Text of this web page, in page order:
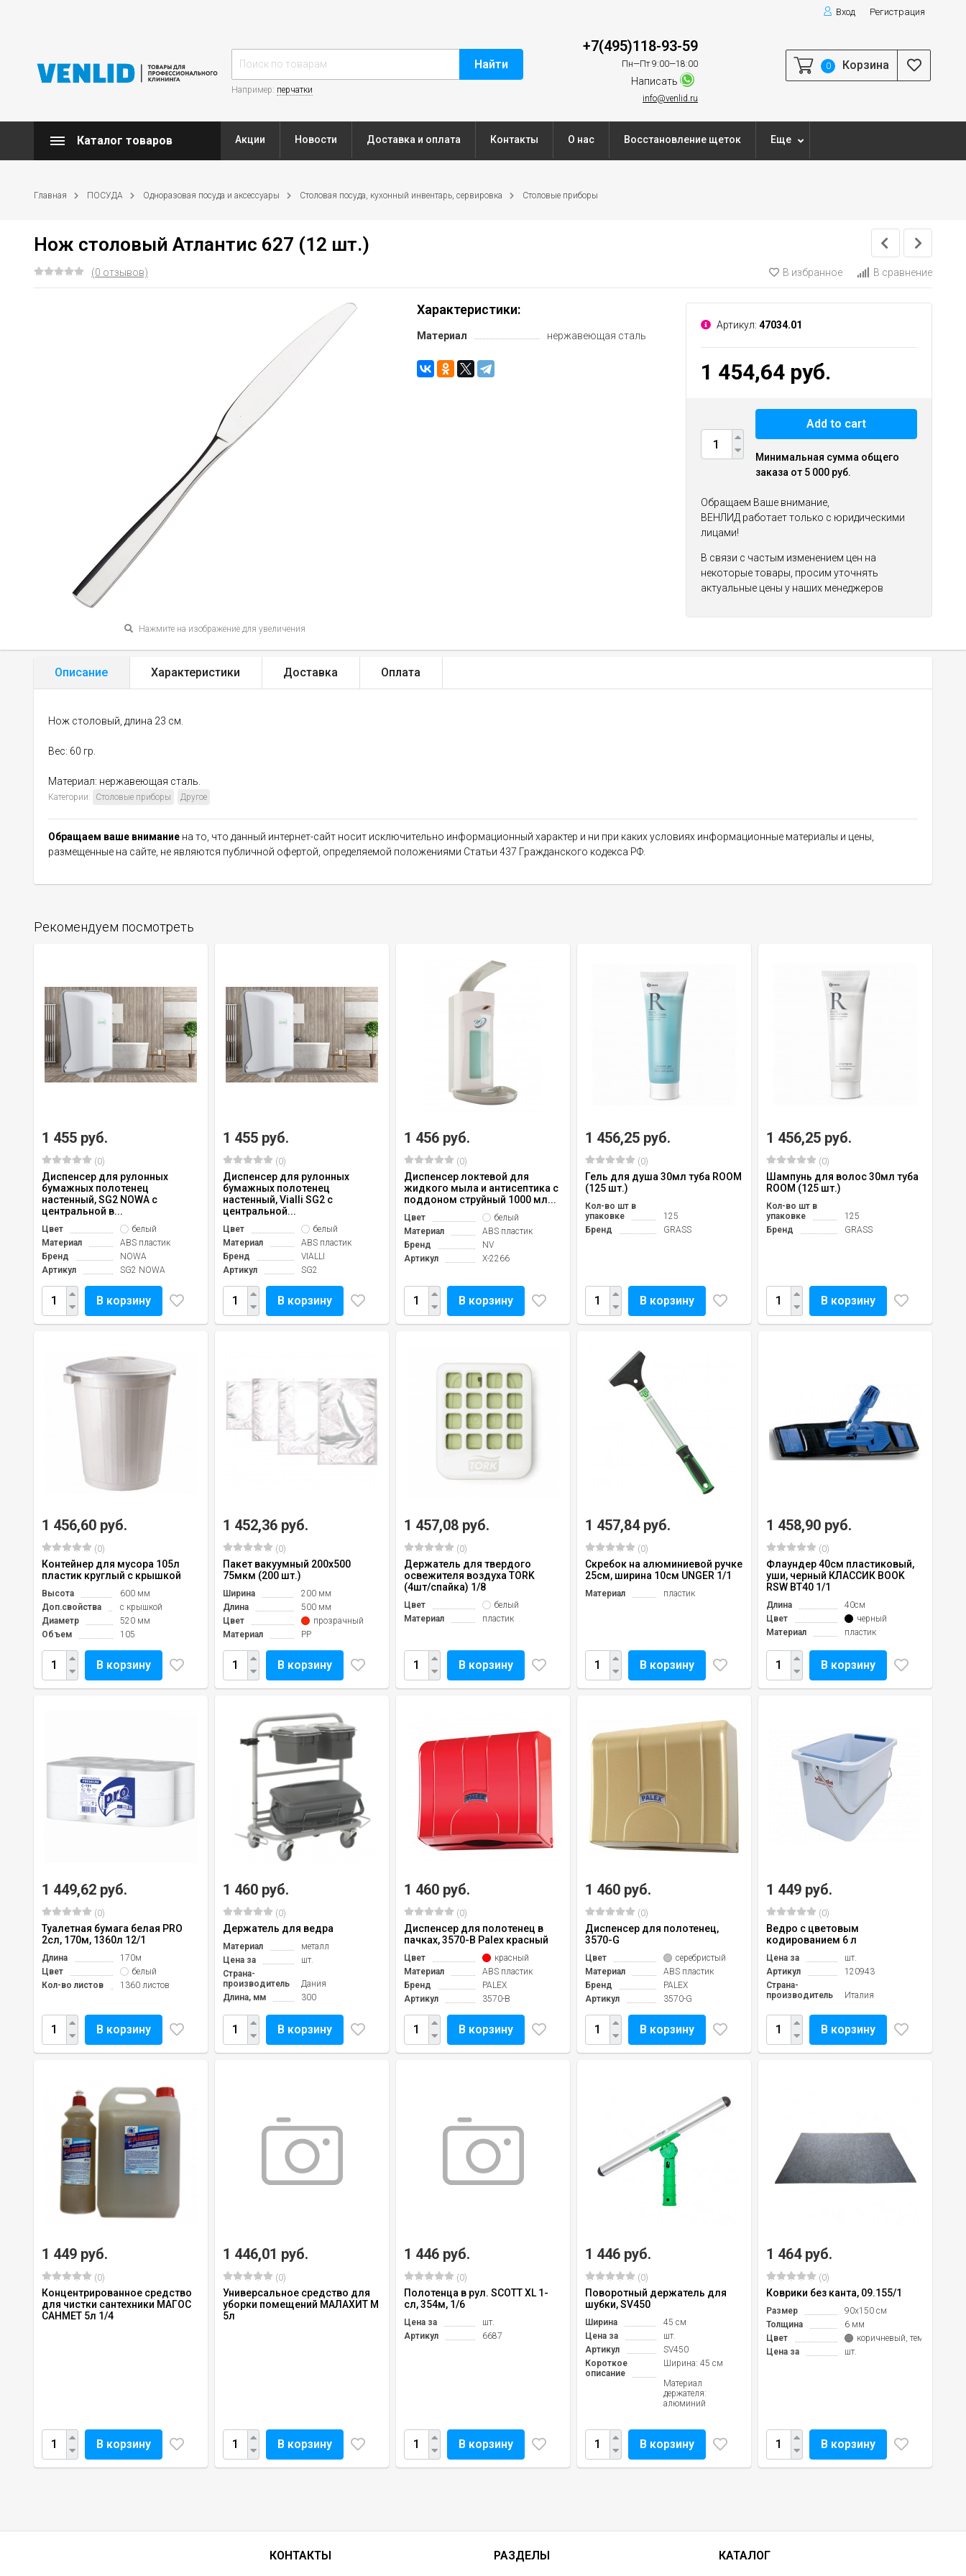
Вход Регистрация
Найти
Например: перчатки
+7(495)118-93-59
Пн—Пт 9:00—18:00
Написать
info@venlid.ru
0 Корзина
Каталог товаров Акции Новости Доставка и оплата Контакты О нас Восстановление щеток Еще
Главная ПОСУДА Одноразовая посуда и аксессуары Столовая посуда, кухонный инвентарь, сервировка Столовые приборы
Нож столовый Атлантис 627 (12 шт.)
(0 отзывов) В избранное В сравнение
Нажмите на изображение для увеличения
Характеристики:
Материал нержавеющая сталь
Артикул: 47034.01
1 454,64 руб.
Add to cart
Минимальная сумма общего
заказа от 5 000 руб.
Обращаем Ваше внимание,
ВЕНЛИД работает только с юридическими
лицами!
В связи с частым изменением цен на
некоторые товары, просим уточнять
актуальные цены у наших менеджеров
Описание Характеристики Доставка Оплата
Нож столовый, длина 23 см.
Вес: 60 гр.
Материал: нержавеющая сталь.
Категории: Столовые приборы Другое
Обращаем ваше внимание на то, что данный интернет-сайт носит исключительно информационный характер и ни при каких условиях информационные материалы и цены,
размещенные на сайте, не являются публичной офертой, определяемой положениями Статьи 437 Гражданского кодекса РФ.
Рекомендуем посмотреть
1 455 руб.
(0)
Диспенсер для рулонных
бумажных полотенец
настенный, SG2 NOWA с
центральной в...
Цвет
белый
Материал
ABS пластик
Бренд
NOWA
Артикул
SG2 NOWA
В корзину
1 455 руб.
(0)
Диспенсер для рулонных
бумажных полотенец
настенный, Vialli SG2 с
центральной...
Цвет
белый
Материал
ABS пластик
Бренд
VIALLI
Артикул
SG2
В корзину
1 456 руб.
(0)
Диспенсер локтевой для
жидкого мыла и антисептика с
поддоном струйный 1000 мл...
Цвет
белый
Материал
ABS пластик
Бренд
NV
Артикул
X-2266
В корзину
1 456,25 руб.
(0)
Гель для душа 30мл туба ROOM
(125 шт.)
Кол-во шт в
упаковке
125
Бренд
GRASS
В корзину
1 456,25 руб.
(0)
Шампунь для волос 30мл туба
ROOM (125 шт.)
Кол-во шт в
упаковке
125
Бренд
GRASS
В корзину
1 456,60 руб.
(0)
Контейнер для мусора 105л
пластик круглый с крышкой
Высота
600 мм
Доп.свойства
с крышкой
Диаметр
520 мм
Объем
105
В корзину
1 452,36 руб.
(0)
Пакет вакуумный 200х500
75мкм (200 шт.)
Ширина
200 мм
Длина
500 мм
Цвет
прозрачный
Материал
PP
В корзину
1 457,08 руб.
(0)
Держатель для твердого
освежителя воздуха TORK
(4шт/спайка) 1/8
Цвет
белый
Материал
пластик
В корзину
1 457,84 руб.
(0)
Скребок на алюминиевой ручке
25см, ширина 10см UNGER 1/1
Материал пластик
В корзину
1 458,90 руб.
(0)
Флаундер 40см пластиковый,
уши, черный КЛАССИК BOOK
RSW BT40 1/1
Длина
40см
Цвет
черный
Материал
пластик
В корзину
1 449,62 руб.
(0)
Туалетная бумага белая PRO
2сл, 170м, 1360л 12/1
Длина
170м
Цвет
белый
Кол-во листов
1360 листов
В корзину
1 460 руб.
(0)
Держатель для ведра
Материал
металл
Цена за
шт.
Страна-
производитель
Дания
Длина, мм
300
В корзину
1 460 руб.
(0)
Диспенсер для полотенец в
пачках, 3570-B Palex красный
Цвет
красный
Материал
ABS пластик
Бренд
PALEX
Артикул
3570-B
В корзину
1 460 руб.
(0)
Диспенсер для полотенец,
3570-G
Цвет
серебристый
Материал
ABS пластик
Бренд
PALEX
Артикул
3570-G
В корзину
1 449 руб.
(0)
Ведро с цветовым
кодированием 6 л
Цена за
шт.
Артикул
120943
Страна-
производитель
Италия
В корзину
1 449 руб.
(0)
Концентрированное средство
для чистки сантехники МАГОС
САНМЕТ 5л 1/4
В корзину
1 446,01 руб.
(0)
Универсальное средство для
уборки помещений МАЛАХИТ М
5л
В корзину
1 446 руб.
(0)
Полотенца в рул. SCOTT XL 1-
сл, 354м, 1/6
Цена за
шт.
Артикул
6687
В корзину
1 446 руб.
(0)
Поворотный держатель для
шубки, SV450
Ширина
45 см
Цена за
шт.
Артикул
SV450
Короткое
описание
Ширина: 45 см
Материал
держателя:
алюминий
В корзину
1 464 руб.
(0)
Коврики без канта, 09.155/1
Размер
90х150 см
Толщина
6 мм
Цвет
коричневый, темно-серый
Цена за
шт.
В корзину
КОНТАКТЫ РАЗДЕЛЫ КАТАЛОГ